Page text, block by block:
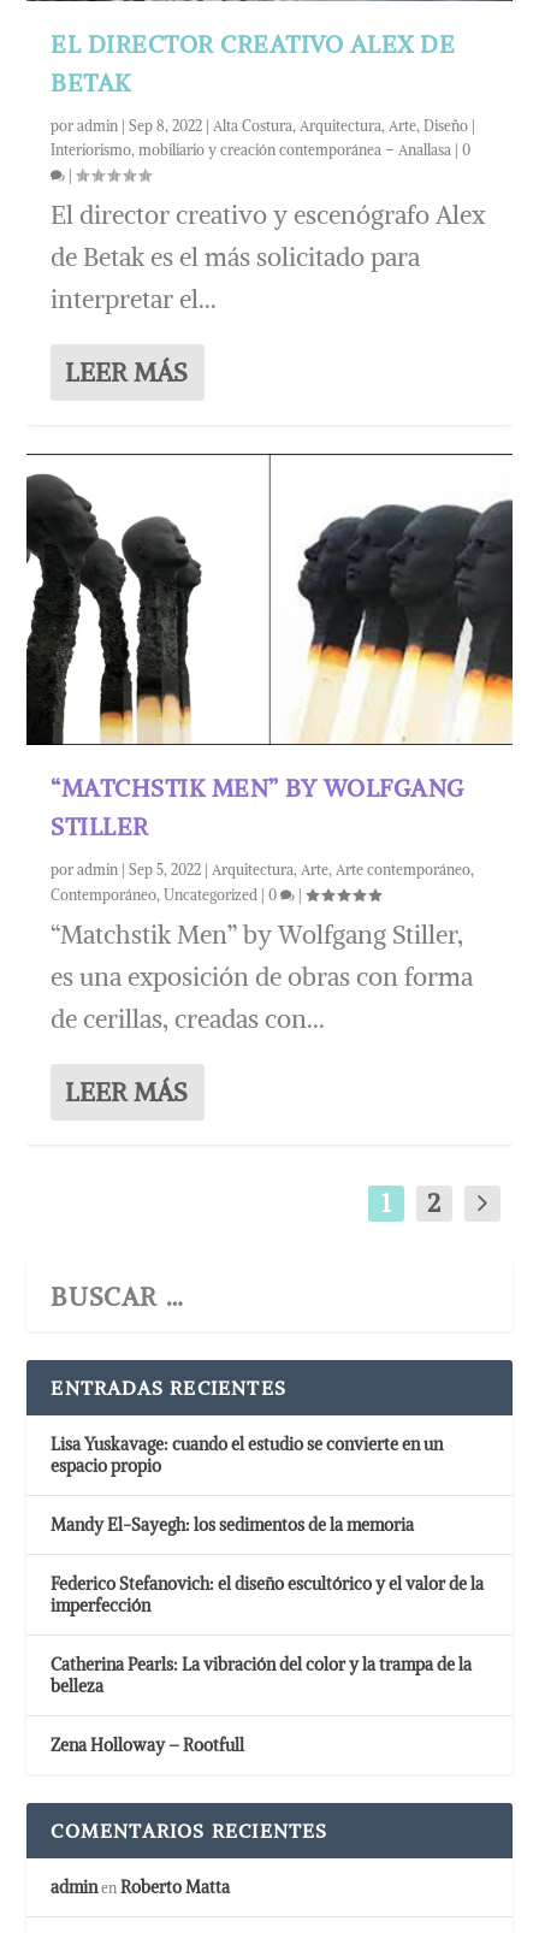
EL DIRECTOR CREATIVO ALEX DE
BETAK
poradmin |Sep 8, 2022 Alta Costura, Arquitectura, Arte,Diseño |
Interiorismo, mobiliario y creación contemporánea – Anallasa |0
|
El director creativo y escenógrafo Alex
de Betak es el más solicitado para
interpretar el...
LEER MÁS
“MATCHSTIK MEN” BY WOLFGANG
STILLER
poradmin |Sep 5, 2022 | Arquitectura, Arte, Arte contemporáneo,
Contemporáneo,Uncategorized |0 |
“Matchstik Men” by Wolfgang Stiller,
es una exposición de obras con forma
de cerillas, creadas con...
LEER MÁS
1 2
ENTRADAS RECIENTES
Lisa Yuskavage: cuando el estudio se convierte en un
espacio propio
Mandy El-Sayegh: los sedimentos de la memoria
Federico Stefanovich: el diseño escultórico y el valor de la
imperfección
Catherina Pearls: La vibración del color y la trampa de la
belleza
Zena Holloway – Rootfull
COMENTARIOS RECIENTES
admin enRoberto Matta